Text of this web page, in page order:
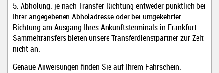
5. Abholung: je nach Transfer Richtung entweder pünktlich bei
Ihrer angegebenen Abholadresse oder bei umgekehrter
Richtung am Ausgang Ihres Ankunftsterminals in Frankfurt.
Sammeltransfers bieten unsere Transferdienstpartner zur Zeit
nicht an.
Genaue Anweisungen finden Sie auf Ihrem Fahrschein.